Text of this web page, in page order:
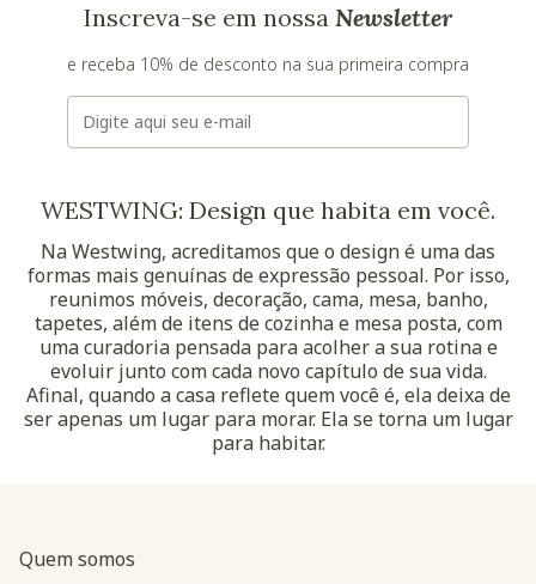
Inscreva-se em nossa Newsletter
e receba 10% de desconto na sua primeira compra
E-mail
WESTWING: Design que habita em você.
Na Westwing, acreditamos que o design é uma das
formas mais genuínas de expressão pessoal. Por isso,
reunimos móveis, decoração, cama, mesa, banho,
tapetes, além de itens de cozinha e mesa posta, com
uma curadoria pensada para acolher a sua rotina e
evoluir junto com cada novo capítulo de sua vida.
Afinal, quando a casa reflete quem você é, ela deixa de
ser apenas um lugar para morar. Ela se torna um lugar
para habitar.
Quem somos